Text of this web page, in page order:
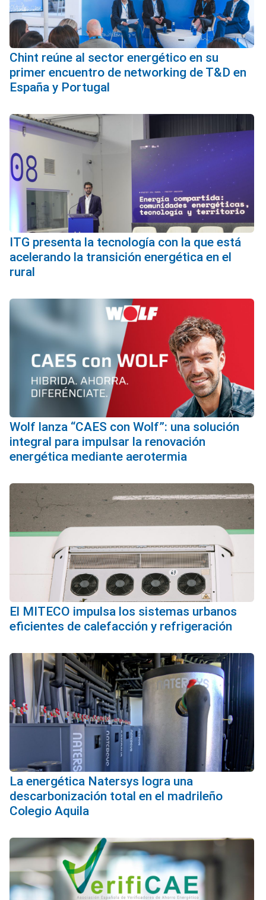
Chint reúne al sector energético en su
primer encuentro de networking de T&D en
España y Portugal
ITG presenta la tecnología con la que está
acelerando la transición energética en el
rural
Wolf lanza “CAES con Wolf”: una solución
integral para impulsar la renovación
energética mediante aerotermia
El MITECO impulsa los sistemas urbanos
eficientes de calefacción y refrigeración
La energética Natersys logra una
descarbonización total en el madrileño
Colegio Aquila